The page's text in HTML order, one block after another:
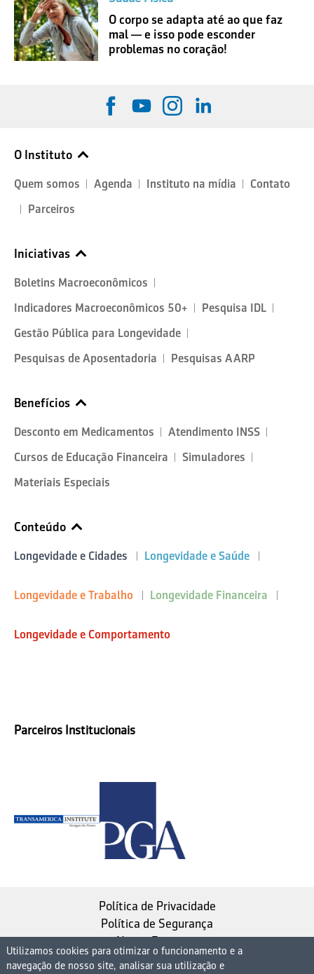
O corpo se adapta até ao que faz
mal — e isso pode esconder
problemas no coração!
O Instituto
Quem somos Agenda Instituto na mídia
Contato
Parceiros
Iniciativas
Boletins Macroeconômicos
Indicadores Macroeconômicos 50+
Pesquisa IDL
Gestão Pública para Longevidade
Pesquisas de Aposentadoria
Pesquisas AARP
Benefícios
Desconto em Medicamentos
Atendimento INSS
Cursos de Educação Financeira
Simuladores
Materiais Especiais
Conteúdo
Longevidade e Cidades Longevidade e Saúde
Longevidade e Trabalho Longevidade Financeira
Longevidade e Comportamento
Parceiros Institucionais
Política de Privacidade
Política de Segurança
Nosso Estatuto
Utilizamos cookies para otimizar o funcionamento e a
navegação de nosso site, analisar sua utilização e